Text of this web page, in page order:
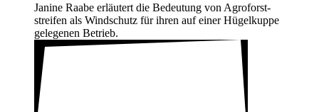
Janine Raabe erläu­tert die Bedeu­tung von Agro­forst­
streifen als Wind­schutz für ihren auf einer Hügel­kuppe
gele­genen Betrieb.